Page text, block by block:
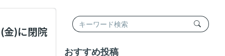
金)に閉院
おすすめ投稿